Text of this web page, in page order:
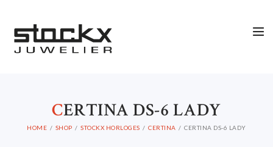
CERTINA DS-6 LADY
HOME SHOP STOCKX HORLOGES CERTINA CERTINA DS-6 LADY